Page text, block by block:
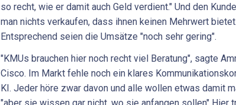
so recht, wie er damit auch Geld verdient." Und den
man nichts verkaufen, dass ihnen keinen Mehrwert bietet.
Entsprechend seien die Umsätze "noch sehr gering".
"KMUs brauchen hier noch recht viel Beratung", sagte
Cisco. Im Markt fehle noch ein klares
KI. Jeder höre zwar davon und alle wollen etwas damit